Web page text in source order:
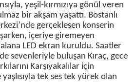
yeşil-kırmızıya gönül veren
bir akşam yaşattı. Bostanlı
gerçekleşen konserin
içeriye giremeyen
LED ekran kuruldu. Saatler
sevenleriyle buluşan Kıraç, gece
Karşıyakalılar için
tek ses tek yürek olan